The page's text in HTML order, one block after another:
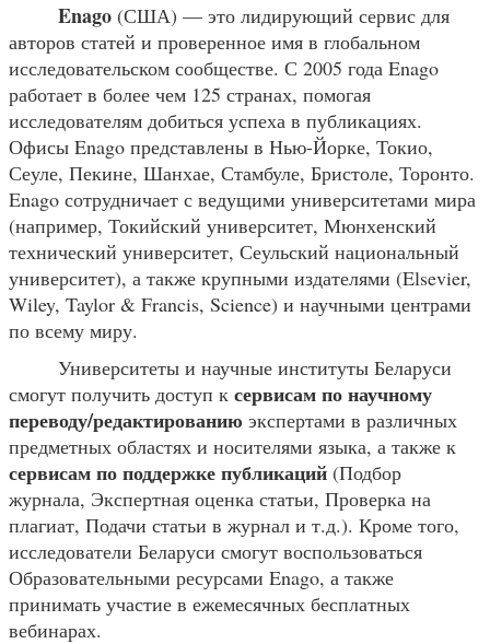
Enago (США) — это лидирующий сервис для
авторов статей и проверенное имя в глобальном
исследовательском сообществе. С 2005 года Enago
работает в более чем 125 странах, помогая
исследователям добиться успеха в публикациях.
Офисы Enago представлены в Нью-Йорке, Токио,
Сеуле, Пекине, Шанхае, Стамбуле, Бристоле, Торонто.
Enago сотрудничает с ведущими университетами мира
(например, Токийский университет, Мюнхенский
технический университет, Сеульский национальный
университет), а также крупными издателями (Elsevier,
Wiley, Taylor & Francis, Science) и научными центрами
по всему миру.
Университеты и научные институты Беларуси
смогут получить доступ к сервисам по научному
переводу/редактированию экспертами в различных
предметных областях и носителями языка, а также к
сервисам по поддержке публикаций (Подбор
журнала, Экспертная оценка статьи, Проверка на
плагиат, Подачи статьи в журнал и т.д.). Кроме того,
исследователи Беларуси смогут воспользоваться
Образовательными ресурсами Enago, а также
принимать участие в ежемесячных бесплатных
вебинарах.